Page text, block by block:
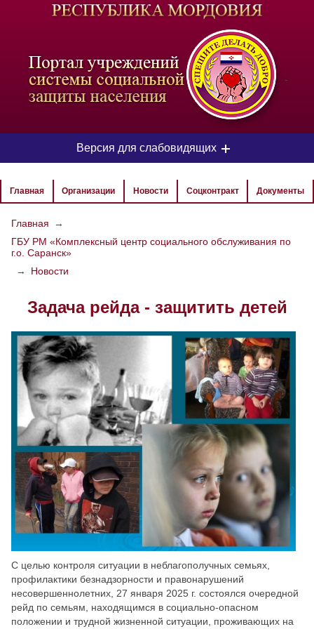
-
Версия для слабовидящих
ЦВЕТОВАЯ СХЕМА
РАЗМЕР ТЕКСТА
ИЗОБРАЖЕНИЯ
Скрыть Ч/б
Настройки по умолчанию
Главная Организации Новости Соцконтракт Документы
Главная
→
ГБУ РМ «Комплексный центр социального обслуживания по
г.о. Саранск»
→
Новости
Задача рейда - защитить детей
С целью контроля ситуации в неблагополучных семьях,
профилактики безнадзорности и правонарушений
несовершеннолетних, 27 января 2025 г. состоялся очередной
рейд по семьям, находящимся в социально-опасном
положении и трудной жизненной ситуации, проживающих на